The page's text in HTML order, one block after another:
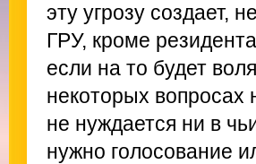
эту угрозу создает,
ГРУ, кроме
если на то будет
некоторых вопросах
не нуждается ни в
нужно голосование